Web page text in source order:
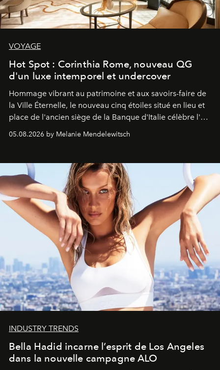
VOYAGE
Hot Spot : Corinthia Rome, nouveau QG
d'un luxe intemporel et undercover
Hommage vibrant au patrimoine et aux savoirs-faire de
la Ville Éternelle, le nouveau cinq étoiles situé en lieu et
place de l'ancien siège de la Banque d'Italie célèbre l'art
05.08.2026 by Melanie Mendelewitsch
INDUSTRY TRENDS
Bella Hadid incarne l’esprit de Los Angeles
dans la nouvelle campagne ALO